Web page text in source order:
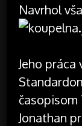
Navrhol
Jeho
časopisom
Jonathan